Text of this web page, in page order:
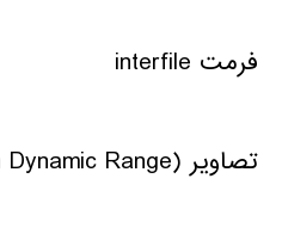
فرمت interfile
تصاویر HDR (High Dynamic Range)